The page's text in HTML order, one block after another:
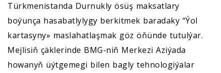
Türkmenistanda Durnukly ösüş maksatlary
boýunça hasabatlylygy berkitmek baradaky “Ýol
kartasyny» maslahatlaşmak göz öňünde tutulýar.
Mejlisiň çäklerinde BMG-niň Merkezi Aziýada
howanyň üýtgemegi bilen bagly tehnologiýalar